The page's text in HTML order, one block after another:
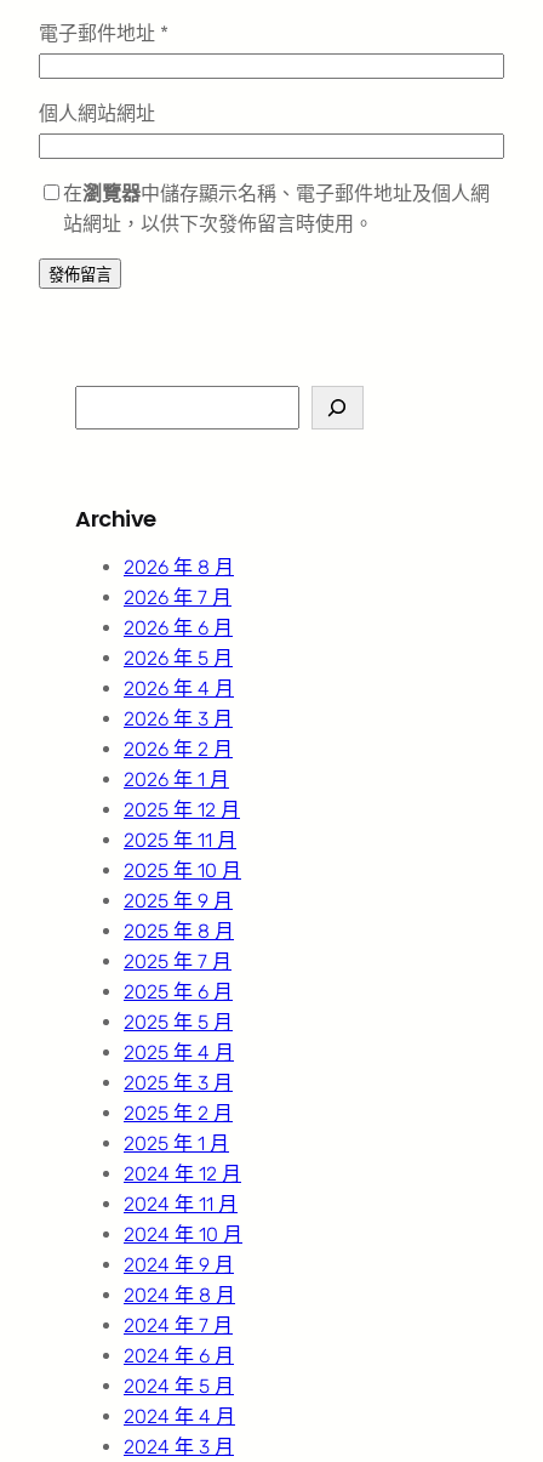
電子郵件地址 *
個人網站網址
在瀏覽器中儲存顯示名稱、電子郵件地址及個人網
站網址，以供下次發佈留言時使用。
e
c
Archive
2026 年 8 月
2026 年 7 月
2026 年 6 月
2026 年 5 月
2026 年 4 月
2026 年 3 月
2026 年 2 月
2026 年 1 月
2025 年 12 月
2025 年 11 月
2025 年 10 月
2025 年 9 月
2025 年 8 月
2025 年 7 月
2025 年 6 月
2025 年 5 月
2025 年 4 月
2025 年 3 月
2025 年 2 月
2025 年 1 月
2024 年 12 月
2024 年 11 月
2024 年 10 月
2024 年 9 月
2024 年 8 月
2024 年 7 月
2024 年 6 月
2024 年 5 月
2024 年 4 月
2024 年 3 月